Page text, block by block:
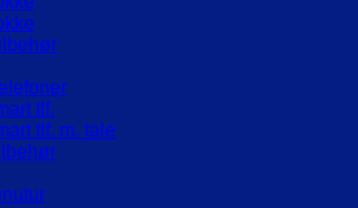
tlf.
tlf. m. tale